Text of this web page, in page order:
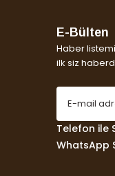
E-Bülten
Haber
ilk siz
Telefon ile
WhatsApp